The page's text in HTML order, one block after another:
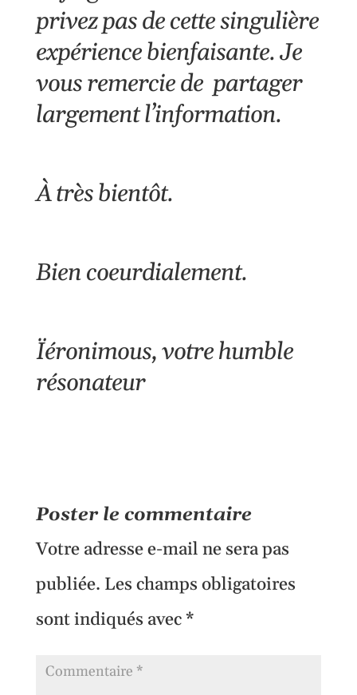
privez pas de cette singulière
expérience bienfaisante. Je
vous remercie de partager
largement l’information.
À très bientôt.
Bien coeurdialement.
Ïéronimous, votre humble
résonateur
Poster le commentaire
Votre adresse e-mail ne sera pas
publiée. Les champs obligatoires
sont indiqués avec*